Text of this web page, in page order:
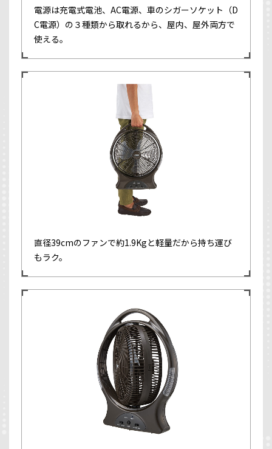
電源は充電式電池、AC電源、車のシガーソケット（D
C電源）の３種類から取れるから、屋内、屋外両方で
使える。
直径39cmのファンで約1.9Kgと軽量だから持ち運び
もラク。